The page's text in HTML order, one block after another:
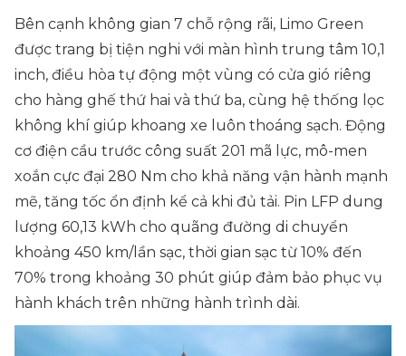
Bên cạnh không gian 7 chỗ rộng rãi, Limo Green
được trang bị tiện nghi với màn hình trung tâm 10,1
inch, điều hòa tự động một vùng có cửa gió riêng
cho hàng ghế thứ hai và thứ ba, cùng hệ thống lọc
không khí giúp khoang xe luôn thoáng sạch. Động
cơ điện cầu trước công suất 201 mã lực, mô-men
xoắn cực đại 280 Nm cho khả năng vận hành mạnh
mẽ, tăng tốc ổn định kể cả khi đủ tải. Pin LFP dung
lượng 60,13 kWh cho quãng đường di chuyển
khoảng 450 km/lần sạc, thời gian sạc từ 10% đến
70% trong khoảng 30 phút giúp đảm bảo phục vụ
hành khách trên những hành trình dài.